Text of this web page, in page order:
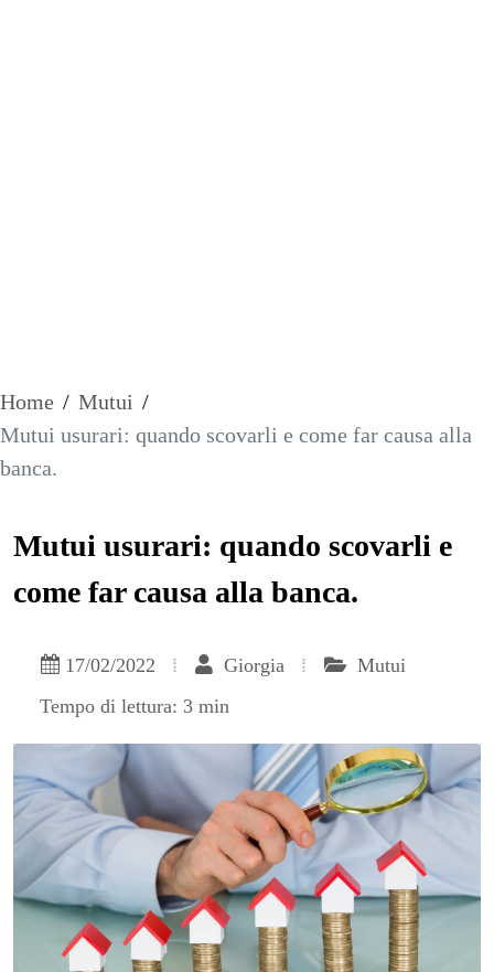
Home / Mutui /
Mutui usurari: quando scovarli e come far causa alla
banca.
Mutui usurari: quando scovarli e
come far causa alla banca.
17/02/2022 Giorgia
Mutui
Tempo di lettura: 3 min